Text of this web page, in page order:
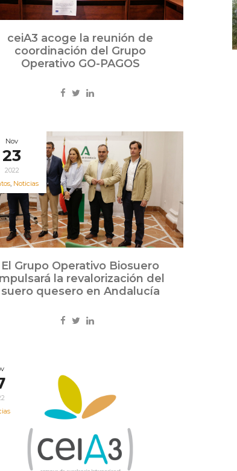
ceiA3 acoge la reunión de
coordinación del Grupo
Operativo GO-PAGOS
Nov
23
2022
, Noticias
El Grupo Operativo Biosuero
la revalorización del
suero quesero en Andalucía